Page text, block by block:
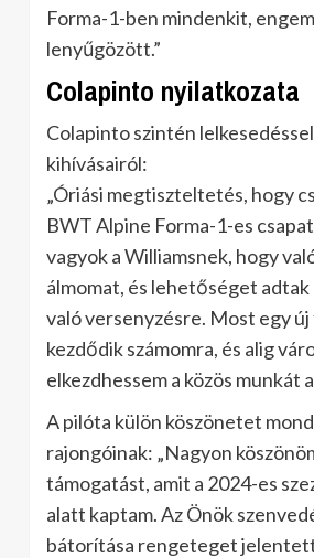
Forma-1-ben mindenkit,
lenyűgözött.”
Colapinto nyilatkozata
Colapinto szintén
kihívásairól:
„Óriási megtiszteltetés, hogy
BWT Alpine Forma-1-es
vagyok a Williamsnek, hogy
álmomat, és lehetőséget adtak
való versenyzésre. Most egy
kezdődik számomra, és alig
elkezdhessem a közös munkát
A pilóta külön köszönetet
rajongóinak: „Nagyon
támogatást, amit a 2024-es
alatt kaptam. Az Önök
bátorítása rengeteget jelentett